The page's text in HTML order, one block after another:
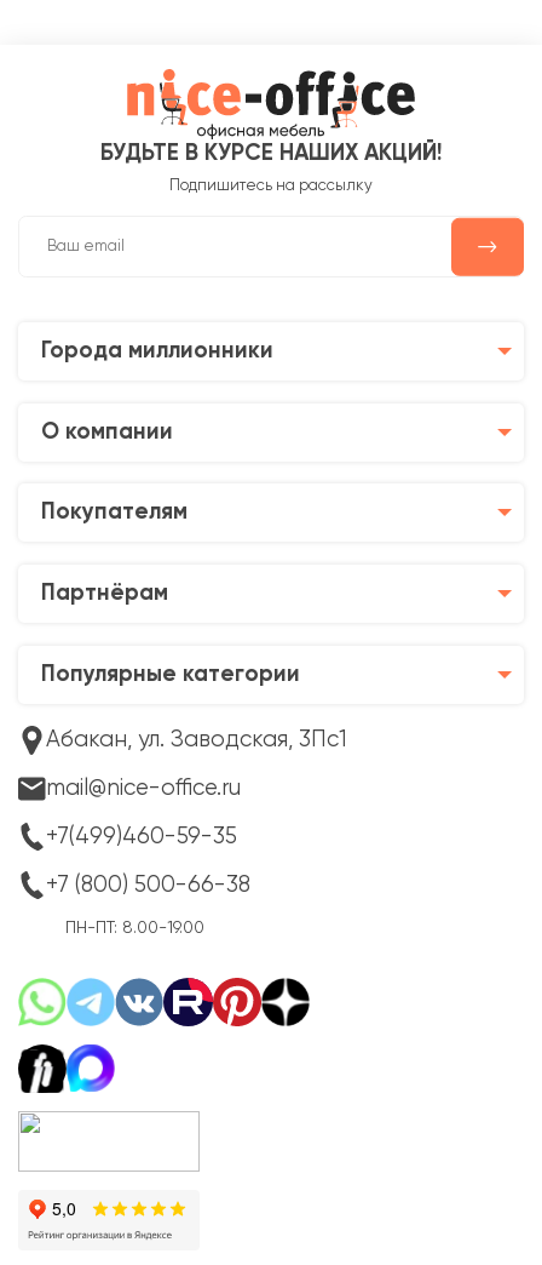
БУДЬТЕ В КУРСЕ НАШИХ АКЦИЙ!
Подпишитесь на рассылку
Города миллионники
О компании
Покупателям
Партнёрам
Популярные категории
Абакан, ул. Заводская, 3Пс1
mail@nice-office.ru
+7(499)460-59-35
+7 (800) 500-66-38
ПН-ПТ: 8.00-19.00